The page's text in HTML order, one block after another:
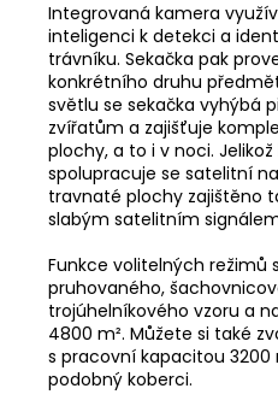
Integrovaná kamera
inteligenci k detekci a
trávníku. Sekačka pak
konkrétního druhu
světlu se sekačka vyhýbá
zvířatům a zajišťuje
plochy, a to i v noci.
spolupracuje se satelitní
travnaté plochy zajištěno
slabým satelitním
Funkce volitelných režimů
pruhovaného,
trojúhelníkového vzoru a
4800 m². Můžete si také
s pracovní kapacitou 3200
podobný koberci.